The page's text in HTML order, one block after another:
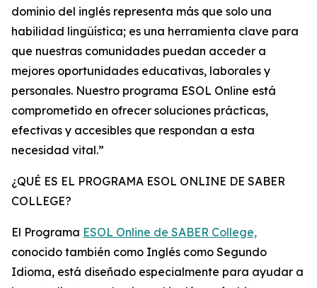
dominio del inglés representa más que solo una
habilidad lingüística; es una herramienta clave para
que nuestras comunidades puedan acceder a
mejores oportunidades educativas, laborales y
personales. Nuestro programa ESOL Online está
comprometido en ofrecer soluciones prácticas,
efectivas y accesibles que respondan a esta
necesidad vital.”
¿QUÉ ES EL PROGRAMA ESOL ONLINE DE SABER
COLLEGE?
El Programa ESOL Online de SABER College,
conocido también como Inglés como Segundo
Idioma, está diseñado especialmente para ayudar a